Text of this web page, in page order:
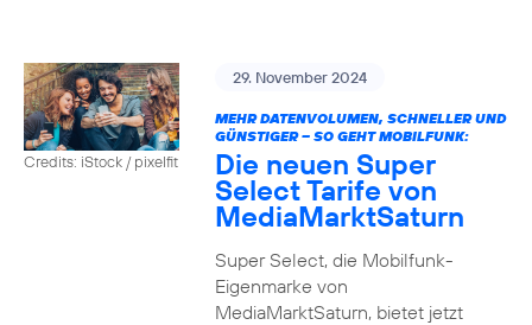
Credits: iStock / pixelfit
29. November 2024
MEHR DATENVOLUMEN, SCHNELLER UND
GÜNSTIGER – SO GEHT MOBILFUNK:
Die neuen Super
Select Tarife von
MediaMarktSaturn
Super Select, die Mobilfunk-
Eigenmarke von
MediaMarktSaturn, bietet jetzt